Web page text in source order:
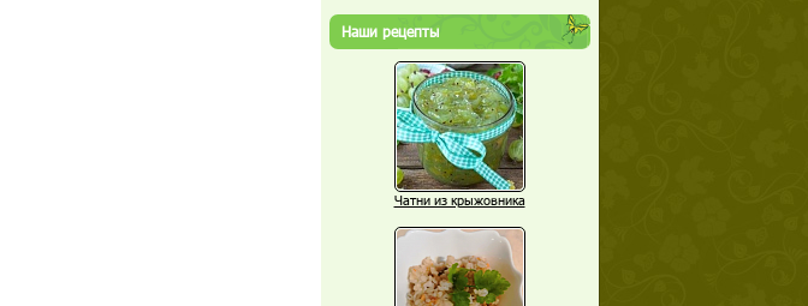
Наши рецепты
Чатни из крыжовника